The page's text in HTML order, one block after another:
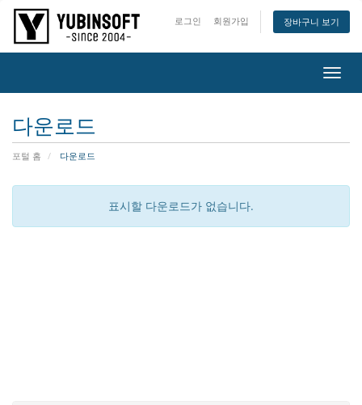
로그인 회원가입 장바구니 보기
메
뉴
닫
다운로드
포털 홈 다운로드
표시할 다운로드가 없습니다.